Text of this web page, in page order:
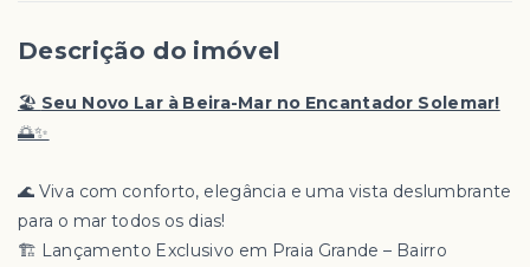
Descrição do imóvel
🏖️ Seu Novo Lar à Beira-Mar no Encantador Solemar!
🌅✨
🌊 Viva com conforto, elegância e uma vista deslumbrante
para o mar todos os dias!
🏗️ Lançamento Exclusivo em Praia Grande – Bairro